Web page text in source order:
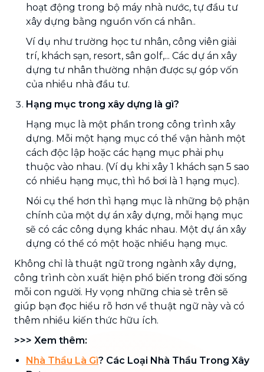
hoạt động trong bộ máy nhà nước, tự đầu tư
xây dựng bằng nguồn vốn cá nhân..
Ví dụ như trường học tư nhân, công viên giải
trí, khách sạn, resort, sân golf,... Các dự án xây
dựng tư nhân thường nhận được sự góp vốn
của nhiều nhà đầu tư.
Hạng mục trong xây dựng là gì?
Hạng mục là một phần trong công trình xây
dựng. Mỗi một hạng mục có thể vận hành một
cách độc lập hoặc các hạng mục phải phụ
thuộc vào nhau. (Ví dụ khi xây 1 khách sạn 5 sao
có nhiều hạng mục, thì hồ bơi là 1 hạng mục).
Nói cụ thể hơn thì hạng mục là những bộ phận
chính của một dự án xây dựng, mỗi hạng mục
sẽ có các công dụng khác nhau. Một dự án xây
dựng có thể có một hoặc nhiều hạng mục.
Không chỉ là thuật ngữ trong ngành xây dựng,
công trình còn xuất hiện phổ biến trong đời sống
mỗi con người. Hy vọng những chia sẻ trên sẽ
giúp bạn đọc hiểu rõ hơn về thuật ngữ này và có
thêm nhiều kiến thức hữu ích.
>>> Xem thêm:
Nhà Thầu Là Gì? Các Loại Nhà Thầu Trong Xây